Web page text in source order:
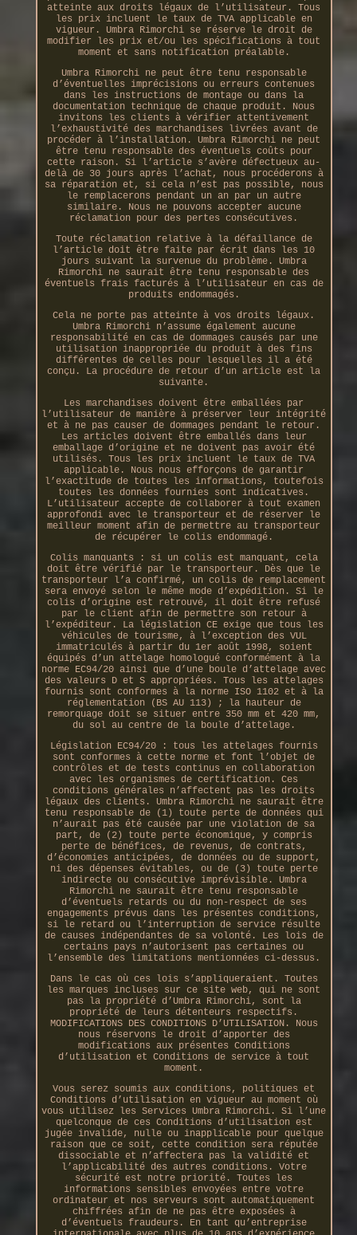
atteinte aux droits légaux de l’utilisateur. Tous
les prix incluent le taux de TVA applicable en
vigueur. Umbra Rimorchi se réserve le droit de
modifier les prix et/ou les spécifications à tout
moment et sans notification préalable.
Umbra Rimorchi ne peut être tenu responsable
d’éventuelles imprécisions ou erreurs contenues
dans les instructions de montage ou dans la
documentation technique de chaque produit. Nous
invitons les clients à vérifier attentivement
l’exhaustivité des marchandises livrées avant de
procéder à l’installation. Umbra Rimorchi ne peut
être tenu responsable des éventuels coûts pour
cette raison. Si l’article s’avère défectueux au-
delà de 30 jours après l’achat, nous procéderons à
sa réparation et, si cela n’est pas possible, nous
le remplacerons pendant un an par un autre
similaire. Nous ne pouvons accepter aucune
réclamation pour des pertes consécutives.
Toute réclamation relative à la défaillance de
l’article doit être faite par écrit dans les 10
jours suivant la survenue du problème. Umbra
Rimorchi ne saurait être tenu responsable des
éventuels frais facturés à l’utilisateur en cas de
produits endommagés.
Cela ne porte pas atteinte à vos droits légaux.
Umbra Rimorchi n’assume également aucune
responsabilité en cas de dommages causés par une
utilisation inappropriée du produit à des fins
différentes de celles pour lesquelles il a été
conçu. La procédure de retour d’un article est la
suivante.
Les marchandises doivent être emballées par
l’utilisateur de manière à préserver leur intégrité
et à ne pas causer de dommages pendant le retour.
Les articles doivent être emballés dans leur
emballage d’origine et ne doivent pas avoir été
utilisés. Tous les prix incluent le taux de TVA
applicable. Nous nous efforçons de garantir
l’exactitude de toutes les informations, toutefois
toutes les données fournies sont indicatives.
L’utilisateur accepte de collaborer à tout examen
approfondi avec le transporteur et de réserver le
meilleur moment afin de permettre au transporteur
de récupérer le colis endommagé.
Colis manquants : si un colis est manquant, cela
doit être vérifié par le transporteur. Dès que le
transporteur l’a confirmé, un colis de remplacement
sera envoyé selon le même mode d’expédition. Si le
colis d’origine est retrouvé, il doit être refusé
par le client afin de permettre son retour à
l’expéditeur. La législation CE exige que tous les
véhicules de tourisme, à l’exception des VUL
immatriculés à partir du 1er août 1998, soient
équipés d’un attelage homologué conformément à la
norme EC94/20 ainsi que d’une boule d’attelage avec
des valeurs D et S appropriées. Tous les attelages
fournis sont conformes à la norme ISO 1102 et à la
réglementation (BS AU 113) ; la hauteur de
remorquage doit se situer entre 350 mm et 420 mm,
du sol au centre de la boule d’attelage.
Législation EC94/20 : tous les attelages fournis
sont conformes à cette norme et font l’objet de
contrôles et de tests continus en collaboration
avec les organismes de certification. Ces
conditions générales n’affectent pas les droits
légaux des clients. Umbra Rimorchi ne saurait être
tenu responsable de (1) toute perte de données qui
n’aurait pas été causée par une violation de sa
part, de (2) toute perte économique, y compris
perte de bénéfices, de revenus, de contrats,
d’économies anticipées, de données ou de support,
ni des dépenses évitables, ou de (3) toute perte
indirecte ou consécutive imprévisible. Umbra
Rimorchi ne saurait être tenu responsable
d’éventuels retards ou du non-respect de ses
engagements prévus dans les présentes conditions,
si le retard ou l’interruption de service résulte
de causes indépendantes de sa volonté. Les lois de
certains pays n’autorisent pas certaines ou
l’ensemble des limitations mentionnées ci-dessus.
Dans le cas où ces lois s’appliqueraient. Toutes
les marques incluses sur ce site web, qui ne sont
pas la propriété d’Umbra Rimorchi, sont la
propriété de leurs détenteurs respectifs.
MODIFICATIONS DES CONDITIONS D’UTILISATION. Nous
nous réservons le droit d’apporter des
modifications aux présentes Conditions
d’utilisation et Conditions de service à tout
moment.
Vous serez soumis aux conditions, politiques et
Conditions d’utilisation en vigueur au moment où
vous utilisez les Services Umbra Rimorchi. Si l’une
quelconque de ces Conditions d’utilisation est
jugée invalide, nulle ou inapplicable pour quelque
raison que ce soit, cette condition sera réputée
dissociable et n’affectera pas la validité et
l’applicabilité des autres conditions. Votre
sécurité est notre priorité. Toutes les
informations sensibles envoyées entre votre
ordinateur et nos serveurs sont automatiquement
chiffrées afin de ne pas être exposées à
d’éventuels fraudeurs. En tant qu’entreprise